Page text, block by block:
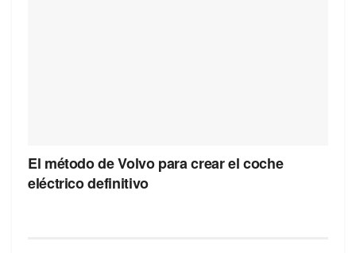
El método de Volvo para crear el coche
eléctrico definitivo